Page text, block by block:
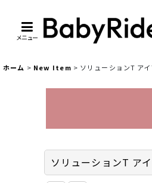
メニュー
ホーム > New Item > ソリューションT ア
ソリューションT ア